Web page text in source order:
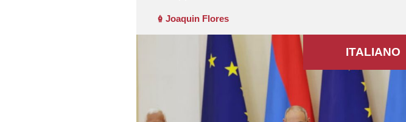
Joaquin Flores
ITALIANO